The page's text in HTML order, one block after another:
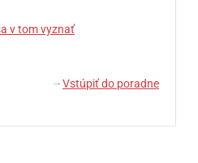
v tom vyznať
↓ Vstúpiť do poradne